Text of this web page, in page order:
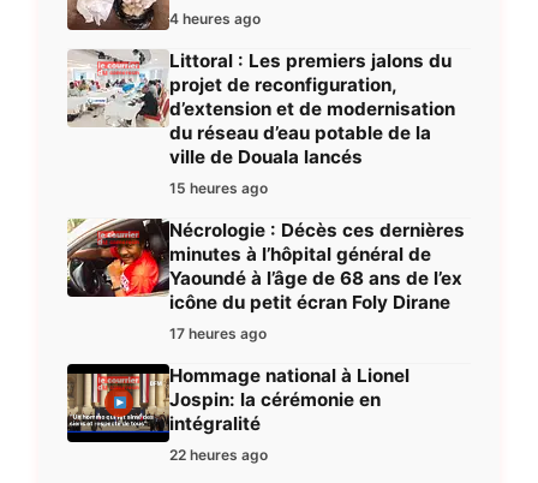
4 heures ago
Littoral : Les premiers jalons du
projet de reconfiguration,
d’extension et de modernisation
du réseau d’eau potable de la
ville de Douala lancés
15 heures ago
Nécrologie : Décès ces dernières
minutes à l’hôpital général de
Yaoundé à l’âge de 68 ans de l’ex
icône du petit écran Foly Dirane
17 heures ago
Hommage national à Lionel
Jospin: la cérémonie en
intégralité
22 heures ago